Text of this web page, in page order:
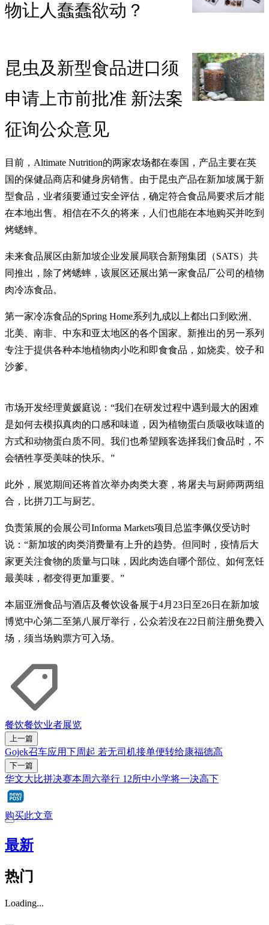
物让人蠢蠢欲动？
昆虫及新型食品进口须
申请上市前批准 新法案
征询公众意见
目前，Altimate Nutrition的两家农场都在泰国，产品主要在英
国的保健品商店和健身房销售。由于昆虫产品在新加坡属于新
型食品，业者须要通过安全评估，确定符合食品局要求后才能
在本地出售。相信在不久的将来，人们也能在本地购买并吃到
烤蟋蟀。
未来食品展区由新加坡企业发展局联合新翔集团（SATS）共
同推出，除了烤蟋蟀，该展区还展出第一家食品厂公司的植物
肉冷冻食品。
第一家冷冻食品的Spring Home系列九成以上都出口到欧洲、
北美、南非、中东和亚太地区的各个国家。新推出的另一系列
专注于提供各种本地植物肉小吃和即食食品，如烧卖、饺子和
沙爹。
市场开发经理黄媛庭说：“我们在研发过程中遇到最大的困难
是如何去模拟真肉的口感和味道，因为植物蛋白质吸收味道的
方式和动物蛋白质不同。我们也希望顾客选择我们食品时，不
会牺牲享受美味的快乐。”
此外，展览期间还将首次举办肉类大赛，将屠夫与厨师两两组
合，比拼刀工与厨艺。
负责策展的会展公司Informa Markets项目总监李佩仪受访时
说：“新加坡的肉类消费量有上升的趋势。但同时，疫情后大
家更关注食物的质量与口味，因此肉选自哪个部位、如何烹饪
最美味，都变得更加重要。”
本届亚洲食品与酒店及餐饮设备展于4月23日至26日在新加坡
博览中心第二至第八展厅举行，公众若没在22日前注册免费入
场，须当场购票方可入场。
餐饮餐饮业者展览
上一篇
Gojek召车应用下周起 若无司机接单便转给康福德高
下一篇
华文大比拼决赛本周六举行 12所中小学将一决高下
购买此文章
最新
热门
Loading...